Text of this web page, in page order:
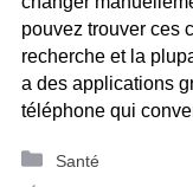
pouvez trouver ces
recherche et la
a des applications
téléphone qui
Catégories
Santé